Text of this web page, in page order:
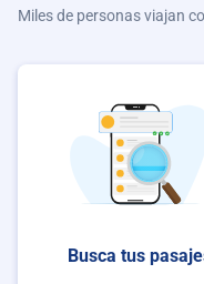
Miles de personas viajan
Busca tus